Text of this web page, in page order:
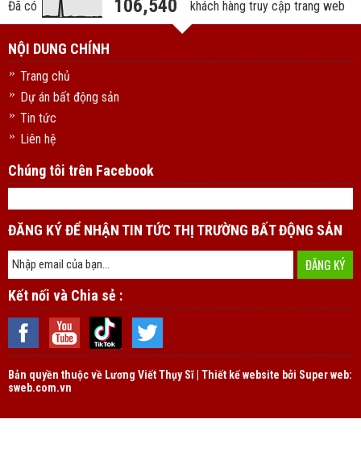
Đã có 106,540 khách hàng truy cập trang web
NỘI DUNG CHÍNH
Trang chủ
Dự án bất động sản
Tin tức
Liên hệ
Chúng tôi trên Facebook
ĐĂNG KÝ ĐỂ NHẬN TIN TỨC THỊ TRƯỜNG BẤT ĐỘNG SẢN
Kết nối và Chia sẻ :
Bản quyền thuộc về Lương Viết Thụy Sĩ | Thiết kế website bởi Super web:
sweb.com.vn